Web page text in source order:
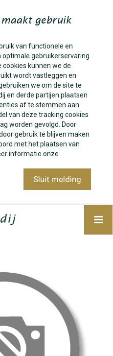
gebruik
van functionele en
optimale gebruikerservaring
kunnen we de
wordt vastleggen en
we om de site te
en derde partijen plaatsen
af te stemmen aan
van deze tracking cookies
worden gevolgd. Door
gebruik te blijven maken
met het plaatsen van
informatie onze
Sluit melding